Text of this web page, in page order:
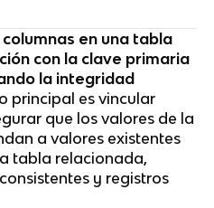
en una tabla
con la clave primaria
la integridad
principal es vincular
que los valores de la
a valores existentes
tabla relacionada,
y registros